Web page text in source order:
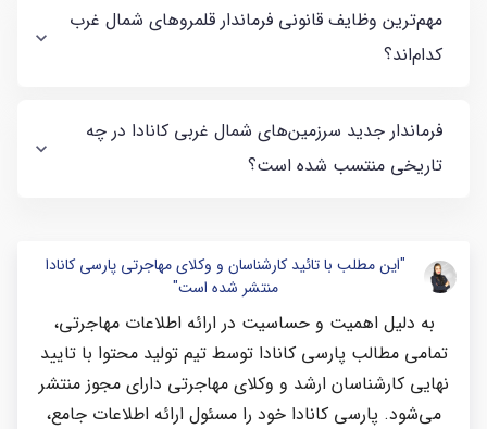
مهم‌ترین وظایف قانونی فرماندار قلمروهای شمال غرب
کدام‌اند؟
فرماندار جدید سرزمین‌های شمال غربی کانادا در چه
تاریخی منتسب شده است؟
"این مطلب با تائید کارشناسان و وکلای مهاجرتی پارسی کانادا
منتشر شده است"
به دلیل اهمیت و حساسیت در ارائه اطلاعات مهاجرتی،
تمامی مطالب پارسی کانادا توسط تیم تولید محتوا با تایید
نهایی کارشناسان ارشد و وکلای مهاجرتی دارای مجوز منتشر
می‌شود. پارسی کانادا خود را مسئول ارائه اطلاعات جامع،